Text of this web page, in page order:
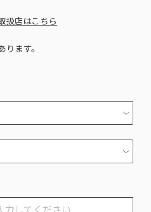
扱店はこちら
ます。